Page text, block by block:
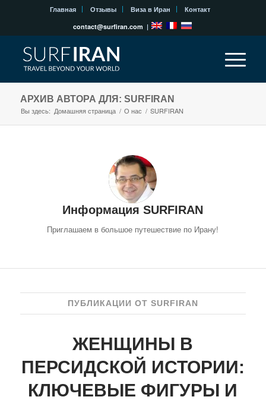
Главная Отзывы Виза в Иран
Контакт
contact@surfiran.com |
АРХИВ АВТОРА ДЛЯ: SURFIRAN
Вы здесь: Домашняя страница / О нас / SURFIRAN
ИнформацияSURFIRAN
Приглашаем в большое путешествие по Ирану!
ПУБЛИКАЦИИ ОТ SURFIRAN
ЖЕНЩИНЫ В
ПЕРСИДСКОЙ ИСТОРИИ:
КЛЮЧЕВЫЕ ФИГУРЫ И